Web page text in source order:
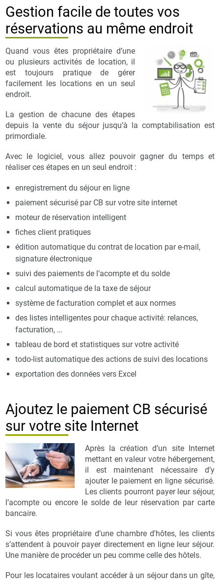
Gestion facile de toutes vos
réservations au même endroit
Quand vous êtes propriétaire d’une
ou plusieurs activités de location, il
est toujours pratique de gérer
facilement les locations en un seul
endroit.
La gestion de chacune des étapes
depuis la vente du séjour jusqu’à la comptabilisation est
primordiale.
Avec le logiciel, vous allez pouvoir gagner du temps et
réaliser ces étapes en un seul endroit :
enregistrement du séjour en ligne
paiement sécurisé par CB sur votre site internet
moteur de réservation intelligent
fiches client pratiques
édition automatique du contrat de location par e-mail,
signature électronique
suivi des paiements de l’acompte et du solde
calcul automatique de la taxe de séjour
système de facturation complet et aux normes
des listes intelligentes pour chaque activité: relances,
facturation, …
tableau de bord et statistiques sur votre activité
todo-list automatique des actions de suivi des locations
exportation des données vers Excel
Ajoutez le paiement CB sécurisé
sur votre site Internet
Après la création d’un site Internet
mettant en valeur votre hébergement,
il est maintenant nécessaire d’y
ajouter le paiement en ligne sécurisé.
Les clients pourront payer leur séjour,
l’acompte ou encore le solde de leur réservation par carte
bancaire.
Si vous êtes propriétaire d’une chambre d'hôtes, les clients
s’attendent à pouvoir payer directement en ligne leur séjour.
Une manière de procéder un peu comme celle des hôtels.
Pour les locataires voulant accéder à un séjour dans un gîte,